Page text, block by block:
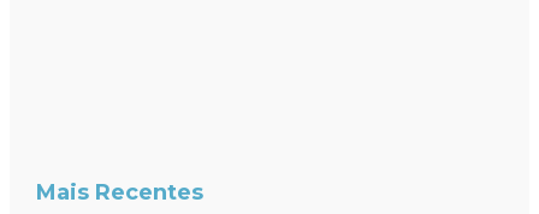
Mais Recentes